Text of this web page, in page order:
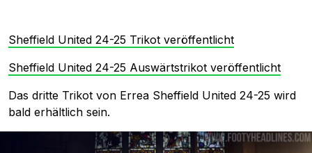
Sheffield United 24-25 Trikot veröffentlicht
Sheffield United 24-25 Auswärtstrikot veröffentlicht
Das dritte Trikot von Errea Sheffield United 24-25 wird
bald erhältlich sein.